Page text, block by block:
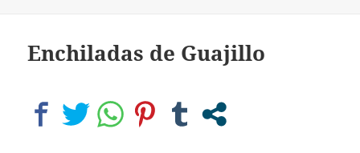
Enchiladas de Guajillo